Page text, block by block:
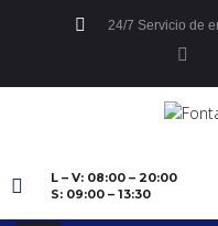
24/7 Servicio de
L – V: 08:00 – 20:00
S: 09:00 – 13:30